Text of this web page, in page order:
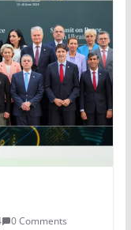
0 Comments